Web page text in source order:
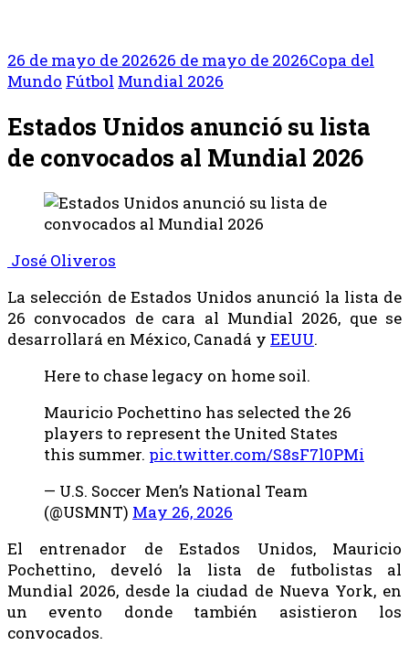
26 de mayo de 202626 de mayo de 2026Copa del
Mundo Fútbol Mundial 2026
Estados Unidos anunció su lista
de convocados al Mundial 2026
José Oliveros
La selección de Estados Unidos anunció la lista de
26 convocados de cara al Mundial 2026, que se
desarrollará en México, Canadá y EEUU.
Here to chase legacy on home soil.
Mauricio Pochettino has selected the 26
players to represent the United States
this summer. pic.twitter.com/S8sF7l0PMi
— U.S. Soccer Men’s National Team
(@USMNT) May 26, 2026
El entrenador de Estados Unidos, Mauricio
Pochettino, develó la lista de futbolistas al
Mundial 2026, desde la ciudad de Nueva York, en
un evento donde también asistieron los
convocados.